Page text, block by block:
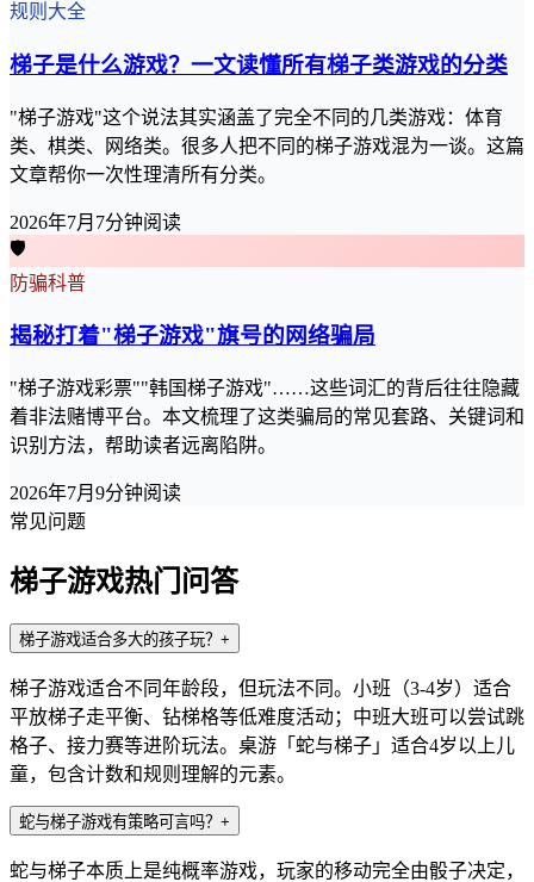
规则大全
梯子是什么游戏？一文读懂所有梯子类游戏的分类
"梯子游戏"这个说法其实涵盖了完全不同的几类游戏：体育
类、棋类、网络类。很多人把不同的梯子游戏混为一谈。这篇
文章帮你一次性理清所有分类。
2026年7月 7分钟阅读
🛡️
防骗科普
揭秘打着"梯子游戏"旗号的网络骗局
"梯子游戏彩票""韩国梯子游戏"……这些词汇的背后往往隐藏
着非法赌博平台。本文梳理了这类骗局的常见套路、关键词和
识别方法，帮助读者远离陷阱。
2026年7月 9分钟阅读
常见问题
梯子游戏热门问答
梯子游戏适合多大的孩子玩？ +
梯子游戏适合不同年龄段，但玩法不同。小班（3-4岁）适合
平放梯子走平衡、钻梯格等低难度活动；中班大班可以尝试跳
格子、接力赛等进阶玩法。桌游「蛇与梯子」适合4岁以上儿
童，包含计数和规则理解的元素。
蛇与梯子游戏有策略可言吗？ +
蛇与梯子本质上是纯概率游戏，玩家的移动完全由骰子决定，